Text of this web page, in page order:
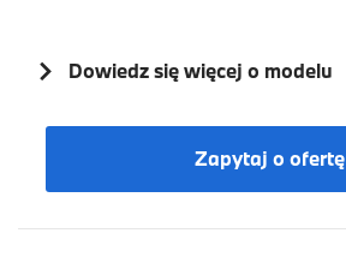
Dowiedz się więcej o modelu
Zapytaj o ofertę